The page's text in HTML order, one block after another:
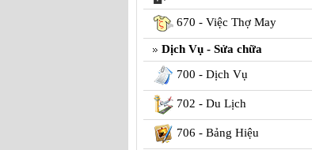
670 - Việc Thợ May
Dịch Vụ - Sửa chữa
700 - Dịch Vụ
702 - Du Lịch
706 - Bảng Hiệu